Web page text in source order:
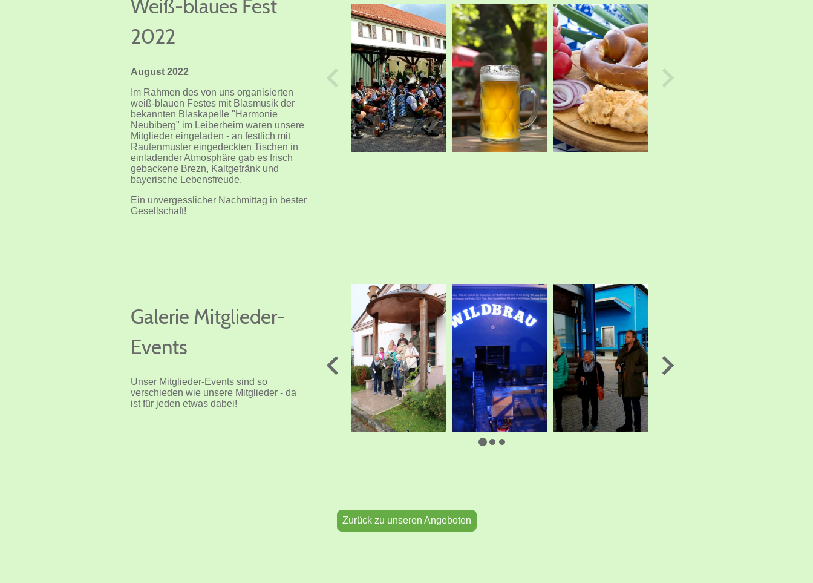
Weiß-blaues Fest
2022
August 2022
Im Rahmen des von uns organisierten
weiß-blauen Festes mit Blasmusik der
bekannten Blaskapelle "Harmonie
Neubiberg" im Leiberheim waren unsere
Mitglieder eingeladen - an festlich mit
Rautenmuster eingedeckten Tischen in
einladender Atmosphäre gab es frisch
gebackene Brezn, Kaltgetränk und
bayerische Lebensfreude.
Ein unvergesslicher Nachmittag in bester
Gesellschaft!
Galerie Mitglieder-
Events
Unser Mitglieder-Events sind so
verschieden wie unsere Mitglieder - da
ist für jeden etwas dabei!
Zurück zu unseren Angeboten